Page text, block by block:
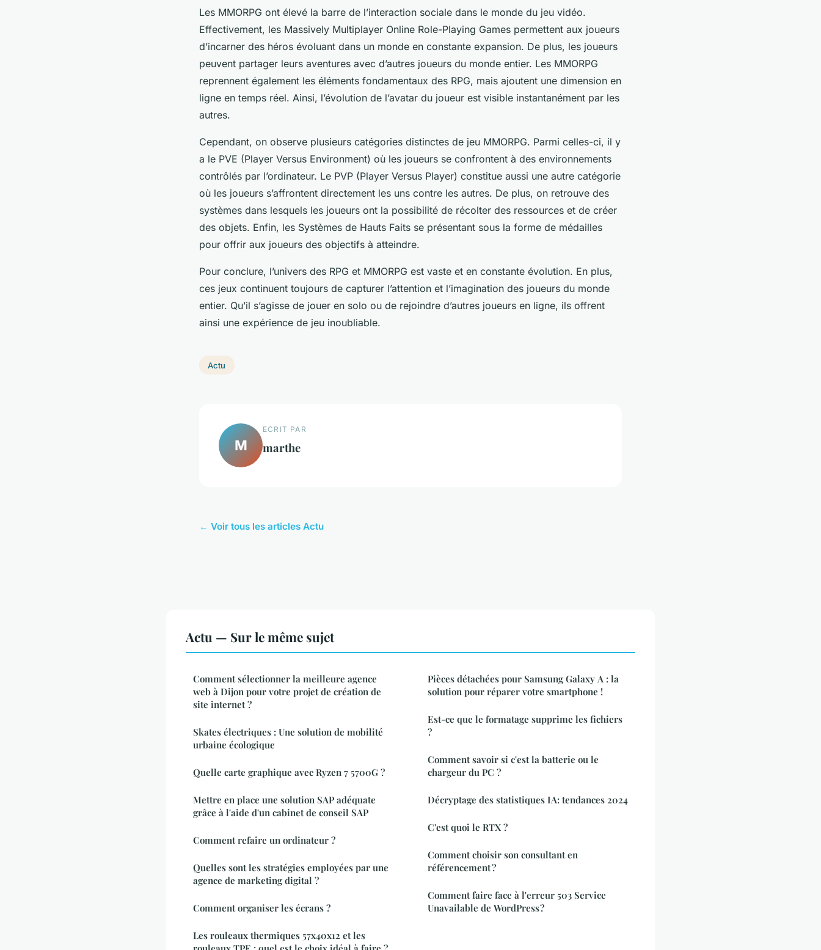
Les MMORPG ont élevé la barre de l’interaction sociale dans le monde du jeu vidéo.
Effectivement, les Massively Multiplayer Online Role-Playing Games permettent aux joueurs
d’incarner des héros évoluant dans un monde en constante expansion. De plus, les joueurs
peuvent partager leurs aventures avec d’autres joueurs du monde entier. Les MMORPG
reprennent également les éléments fondamentaux des RPG, mais ajoutent une dimension en
ligne en temps réel. Ainsi, l’évolution de l’avatar du joueur est visible instantanément par les
autres.
Cependant, on observe plusieurs catégories distinctes de jeu MMORPG. Parmi celles-ci, il y
a le PVE (Player Versus Environment) où les joueurs se confrontent à des environnements
contrôlés par l’ordinateur. Le PVP (Player Versus Player) constitue aussi une autre catégorie
où les joueurs s’affrontent directement les uns contre les autres. De plus, on retrouve des
systèmes dans lesquels les joueurs ont la possibilité de récolter des ressources et de créer
des objets. Enfin, les Systèmes de Hauts Faits se présentant sous la forme de médailles
pour offrir aux joueurs des objectifs à atteindre.
Pour conclure, l’univers des RPG et MMORPG est vaste et en constante évolution. En plus,
ces jeux continuent toujours de capturer l’attention et l’imagination des joueurs du monde
entier. Qu’il s’agisse de jouer en solo ou de rejoindre d’autres joueurs en ligne, ils offrent
ainsi une expérience de jeu inoubliable.
Actu
M
ECRIT PAR
marthe
← Voir tous les articles Actu
Actu — Sur le même sujet
Comment sélectionner la meilleure agence
web à Dijon pour votre projet de création de
site internet ?
Skates électriques : Une solution de mobilité
urbaine écologique
Quelle carte graphique avec Ryzen 7 5700G ?
Mettre en place une solution SAP adéquate
grâce à l'aide d'un cabinet de conseil SAP
Comment refaire un ordinateur ?
Quelles sont les stratégies employées par une
agence de marketing digital ?
Comment organiser les écrans ?
Les rouleaux thermiques 57x40x12 et les
Pièces détachées pour Samsung Galaxy A : la
solution pour réparer votre smartphone !
Est-ce que le formatage supprime les fichiers
?
Comment savoir si c'est la batterie ou le
chargeur du PC ?
Décryptage des statistiques IA: tendances 2024
C'est quoi le RTX ?
Comment choisir son consultant en
référencement ?
Comment faire face à l'erreur 503 Service
Unavailable de WordPress ?